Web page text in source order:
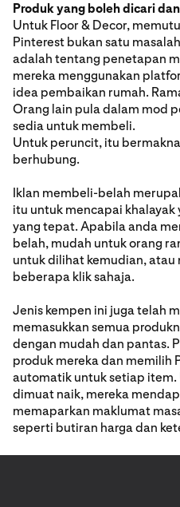
Produk yang boleh dicari
Untuk Floor & Decor,
Pinterest bukan satu
adalah tentang penetapan
mereka menggunakan
idea pembaikan rumah.
Orang lain pula dalam mod
sedia untuk membeli.
Untuk peruncit, itu
berhubung.
Iklan membeli-belah
itu untuk mencapai
yang tepat. Apabila anda
belah, mudah untuk orang
untuk dilihat kemudian,
beberapa klik sahaja.
Jenis kempen ini juga telah
memasukkan semua
dengan mudah dan pantas.
produk mereka dan memilih
automatik untuk setiap
dimuat naik, mereka
memaparkan maklumat
seperti butiran harga dan